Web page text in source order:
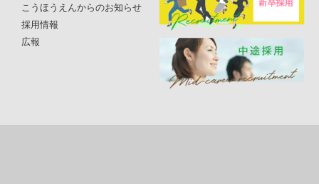
こうほうえんからのお知らせ
採用情報
広報